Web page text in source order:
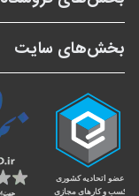
بخش‌های سایت